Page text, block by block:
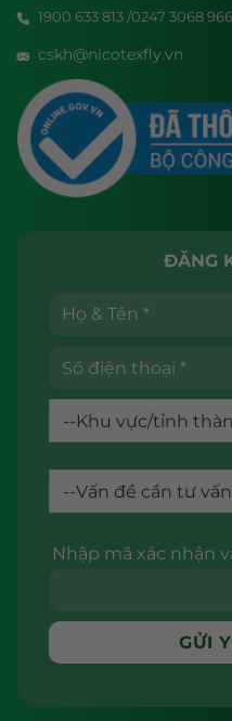
1900 633 813 /0247 3068 966
cskh@nicotexfly.vn
ĐĂNG
Nhập mã xác nhận